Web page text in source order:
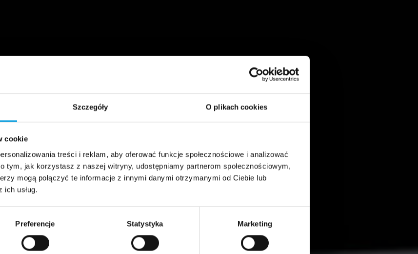
Szczegóły O plikach cookies
cookie
treści i reklam, aby oferować funkcje społecznościowe i analizować
tym, jak korzystasz z naszej witryny, udostępniamy partnerom społecznościowym,
mogą połączyć te informacje z innymi danymi otrzymanymi od Ciebie lub
ich usług.
Preferencje Statystyka Marketing